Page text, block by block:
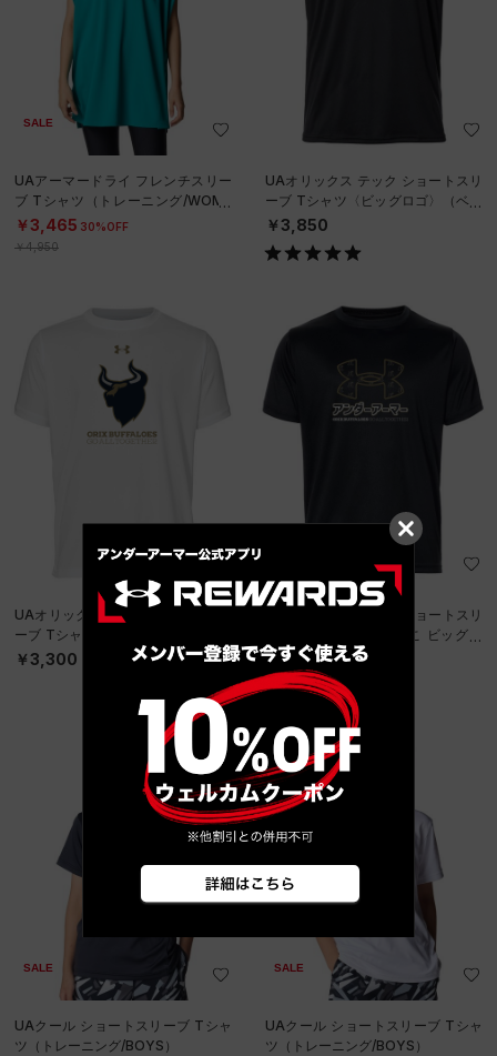
SALE
UAアーマードライ フレンチスリー
ブ Tシャツ（トレーニング/WOME
N）
￥3,465 30%OFF
￥4,950
UAオリックス テック ショートスリ
ーブ Tシャツ〈ビッグロゴ〉（ベー
スボール/UNISEX）
￥3,850
UAオリックス テック ショートスリ
ーブ Tシャツ〈オリっこ〉（ベース
ボール/KIDS）
￥3,300
UAオリックス テック ショートスリ
ーブ Tシャツ〈オリっこ ビッグロ
ゴ〉（ベースボール/KIDS）
￥3,300
SALE
UAクール ショートスリーブ Tシャ
ツ（トレーニング/BOYS）
SALE
UAクール ショートスリーブ Tシャ
ツ（トレーニング/BOYS）